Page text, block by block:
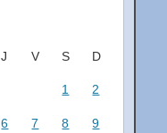
J V S D
1 2
6 7 8 9